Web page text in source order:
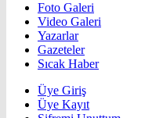
Foto Galeri
Video Galeri
Yazarlar
Gazeteler
Sıcak Haber
Üye Giriş
Üye Kayıt